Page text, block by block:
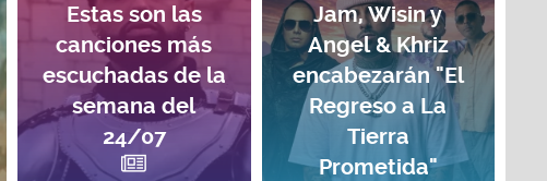
Estas son las
canciones más
escuchadas de la
semana del
24/07
Jam, Wisin y
Angel & Khriz
encabezarán "El
Regreso a La
Tierra
Prometida"